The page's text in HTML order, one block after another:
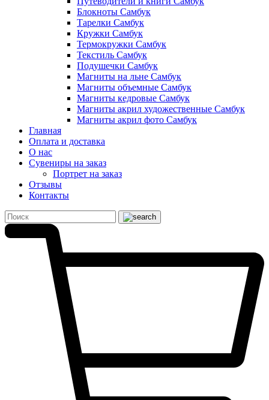
Блокноты Самбук
Тарелки Самбук
Кружки Самбук
Термокружки Самбук
Текстиль Самбук
Подушечки Самбук
Магниты на льне Самбук
Магниты объемные Самбук
Магниты кедровые Самбук
Магниты акрил художественные Самбук
Магниты акрил фото Самбук
Главная
Оплата и доставка
О нас
Сувениры на заказ
Портрет на заказ
Отзывы
Контакты